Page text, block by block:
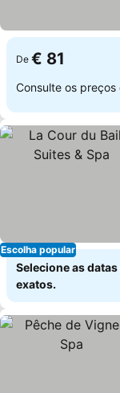
De € 81
Consulte os preços
Escolha popular
Selecione as
exatos.